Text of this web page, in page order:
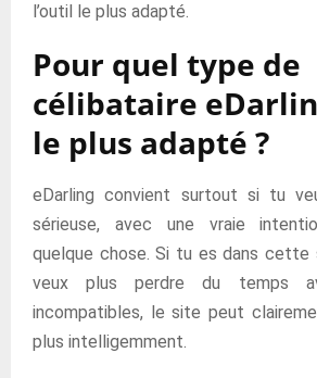
l’outil le plus adapté.
Pour quel type de
célibataire
le plus adapté ?
eDarling convient surtout si tu
sérieuse, avec une vraie
quelque chose. Si tu es dans cette
veux plus perdre du temps
incompatibles, le site peut
plus intelligemment.